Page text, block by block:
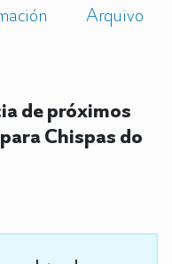
Arquivo
de próximos
Chispas do